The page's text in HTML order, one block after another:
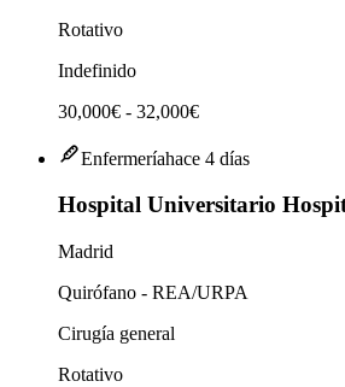
Rotativo
Indefinido
30,000€ - 32,000€
Enfermeríahace 4 días
Hospital Universitario
Madrid
Quirófano - REA/URPA
Cirugía general
Rotativo